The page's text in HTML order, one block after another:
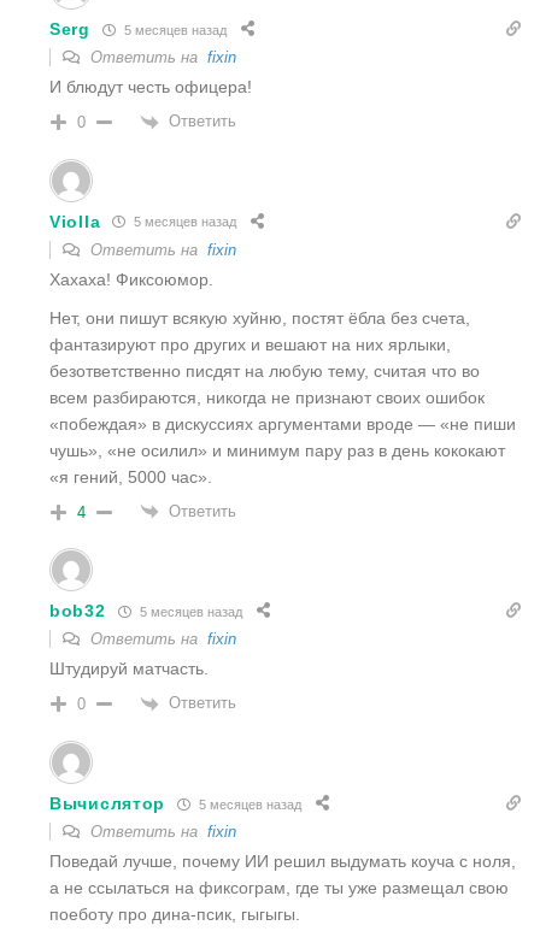
Serg 5 месяцев назад
Ответить на fixin
И блюдут честь офицера!
0 Ответить
Violla 5 месяцев назад
Ответить на fixin
Хахаха! Фиксоюмор.
Нет, они пишут всякую хуйню, постят ёбла без счета,
фантазируют про других и вешают на них ярлыки,
безответственно писдят на любую тему, считая что во
всем разбираются, никогда не признают своих ошибок
«побеждая» в дискуссиях аргументами вроде — «не пиши
чушь», «не осилил» и минимум пару раз в день кококают
«я гений, 5000 час».
4 Ответить
bob32 5 месяцев назад
Ответить на fixin
Штудируй матчасть.
0 Ответить
Вычислятор 5 месяцев назад
Ответить на fixin
Поведай лучше, почему ИИ решил выдумать коуча с ноля,
а не ссылаться на фиксограм, где ты уже размещал свою
поеботу про дина-псик, гыгыгы.